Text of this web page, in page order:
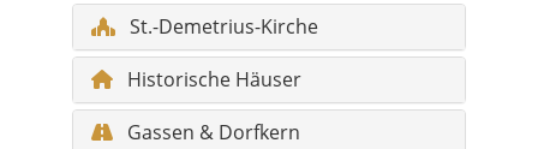
St.-Demetrius-Kirche
Historische Häuser
Gassen & Dorfkern